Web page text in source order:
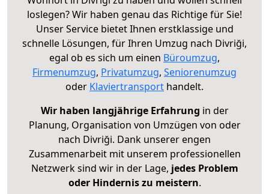
loslegen? Wir haben genau das Richtige für Sie!
Unser Service bietet Ihnen erstklassige und
schnelle Lösungen, für Ihren Umzug nach Divriği,
egal ob es sich um einen Büroumzug,
Firmenumzug, Privatumzug, Seniorenumzug
oder Klaviertransport handelt.
Wir haben langjährige Erfahrung in der
Planung, Organisation von Umzügen von oder
nach Divriği. Dank unserer engen
Zusammenarbeit mit unserem professionellen
Netzwerk sind wir in der Lage, jedes Problem
oder Hindernis zu meistern.